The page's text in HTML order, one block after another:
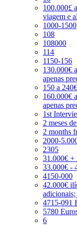
100.000£
viagem e
1000-1500
108
108000
114
1150-156
130.000€
apenas
150 a
160.000€
apenas
1st
2 meses
2 months
2000-
2305
31.000€ +
33.000€ -
4150-000
42.000€
4715-091
5780
6